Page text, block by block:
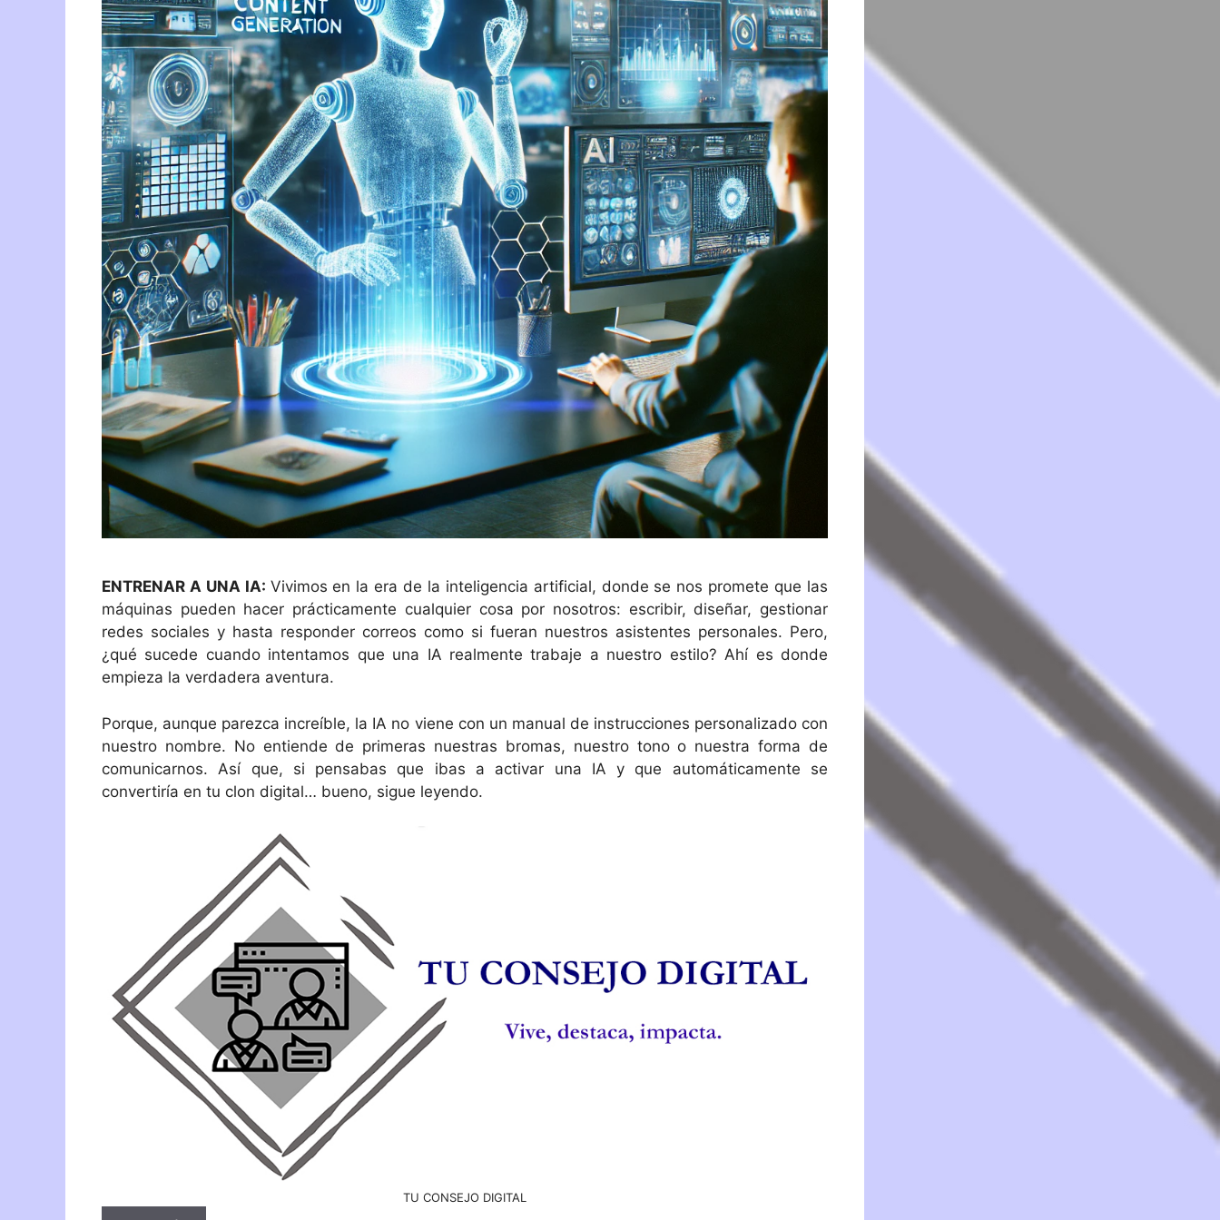
ENTRENAR A UNA IA: Vivimos en la era de la inteligencia artificial, donde se nos promete que las
máquinas pueden hacer prácticamente cualquier cosa por nosotros: escribir, diseñar, gestionar
redes sociales y hasta responder correos como si fueran nuestros asistentes personales. Pero,
¿qué sucede cuando intentamos que una IA realmente trabaje a nuestro estilo? Ahí es donde
empieza la verdadera aventura.
Porque, aunque parezca increíble, la IA no viene con un manual de instrucciones personalizado con
nuestro nombre. No entiende de primeras nuestras bromas, nuestro tono o nuestra forma de
comunicarnos. Así que, si pensabas que ibas a activar una IA y que automáticamente se
convertiría en tu clon digital… bueno, sigue leyendo.
TU CONSEJO DIGITAL